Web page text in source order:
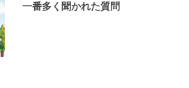
一番多く聞かれた質問